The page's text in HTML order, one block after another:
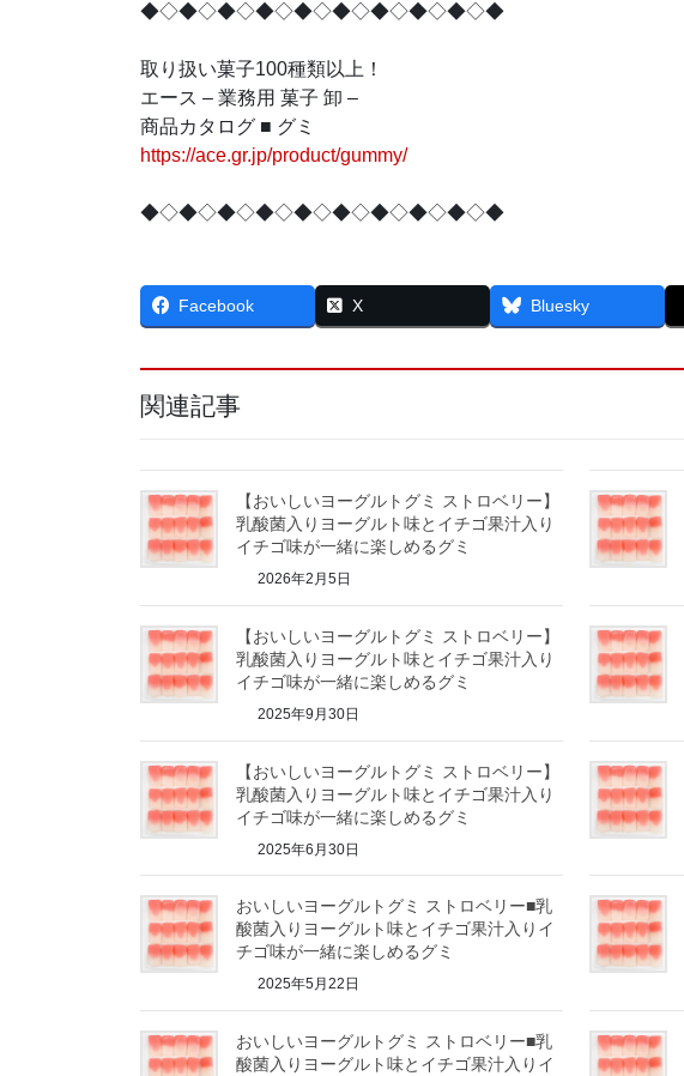
◆◇◆◇◆◇◆◇◆◇◆◇◆◇◆◇◆◇◆
取り扱い菓子100種類以上！
エース – 業務用 菓子 卸 –
商品カタログ ■ グミ
https://ace.gr.jp/product/gummy/
◆◇◆◇◆◇◆◇◆◇◆◇◆◇◆◇◆◇◆
Facebook X Bluesky
関連記事
【おいしいヨーグルトグミ ストロベリー】
乳酸菌入りヨーグルト味とイチゴ果汁入り
イチゴ味が一緒に楽しめるグミ
2026年2月5日
【おいしいヨーグルトグミ ストロベリー】
乳酸菌入りヨーグルト味とイチゴ果汁入り
イチゴ味が一緒に楽しめるグミ
2025年9月30日
【おいしいヨーグルトグミ ストロベリー】
乳酸菌入りヨーグルト味とイチゴ果汁入り
イチゴ味が一緒に楽しめるグミ
2025年6月30日
おいしいヨーグルトグミ ストロベリー■乳
酸菌入りヨーグルト味とイチゴ果汁入りイ
チゴ味が一緒に楽しめるグミ
2025年5月22日
おいしいヨーグルトグミ ストロベリー■乳
酸菌入りヨーグルト味とイチゴ果汁入りイ